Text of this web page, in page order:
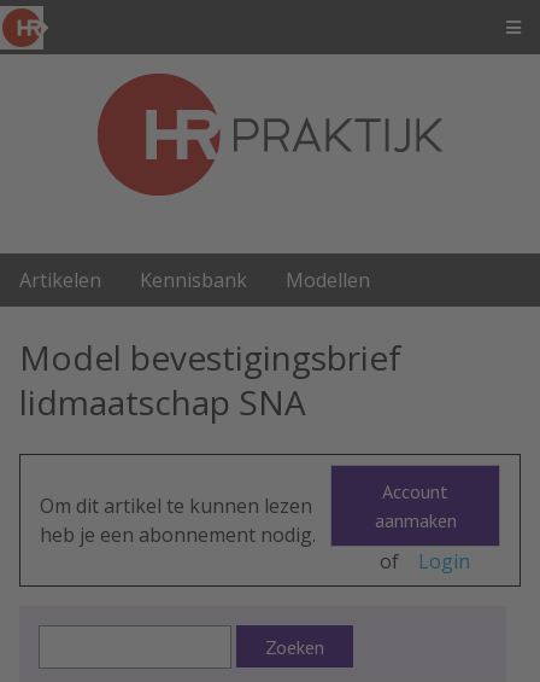
Artikelen Kennisbank Modellen
Model bevestigingsbrief
lidmaatschap SNA
Om dit artikel te kunnen lezen
heb je een abonnement nodig.
Account
aanmaken
of Login
Zoeken